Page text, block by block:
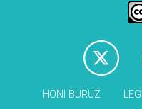
HONI BURUZ